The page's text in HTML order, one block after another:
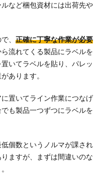
など梱包資材には出荷先や
、 正確に丁寧な作業が必要
流れてくる製品にラベルを
いてラベルを貼り、パレッ
あります。
置いてライン作業につなげ
も製品一つずつにラベルを
個数というノルマが課され
ますが、まずは間違いのな